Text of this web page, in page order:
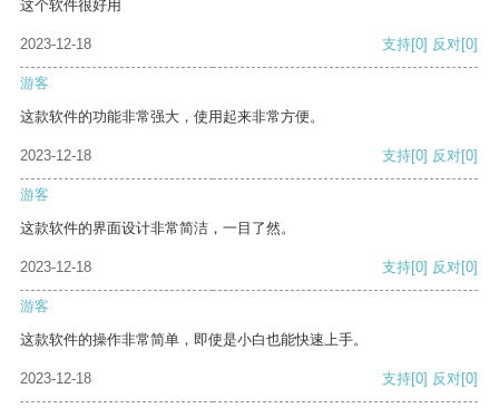
这个软件很好用
2023-12-18 支持[0] 反对[0]
游客
这款软件的功能非常强大，使用起来非常方便。
2023-12-18 支持[0] 反对[0]
游客
这款软件的界面设计非常简洁，一目了然。
2023-12-18 支持[0] 反对[0]
游客
这款软件的操作非常简单，即使是小白也能快速上手。
2023-12-18 支持[0] 反对[0]